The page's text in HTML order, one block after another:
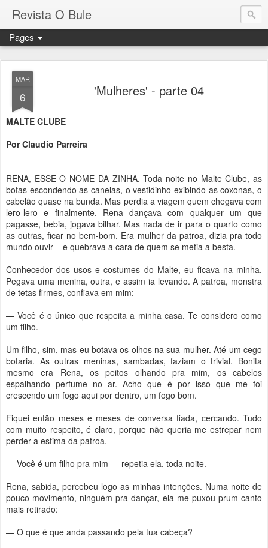
Revista O Bule
Pages
MAR
6 'Mulheres' - parte 04
MALTE CLUBE
Por Claudio Parreira
RENA, ESSE O NOME DA ZINHA. Toda noite no Malte Clube, as
botas escondendo as canelas, o vestidinho exibindo as coxonas, o
cabelão quase na bunda. Mas perdia a viagem quem chegava com
lero-lero e finalmente. Rena dançava com qualquer um que
pagasse, bebia, jogava bilhar. Mas nada de ir para o quarto como
as outras, ficar no bem-bom. Era mulher da patroa, dizia pra todo
mundo ouvir – e quebrava a cara de quem se metia a besta.
Conhecedor dos usos e costumes do Malte, eu ficava na minha.
Pegava uma menina, outra, e assim ia levando. A patroa, monstra
de tetas firmes, confiava em mim:
— Você é o único que respeita a minha casa. Te considero como
um filho.
Um filho, sim, mas eu botava os olhos na sua mulher. Até um cego
botaria. As outras meninas, sambadas, faziam o trivial. Bonita
mesmo era Rena, os peitos olhando pra mim, os cabelos
espalhando perfume no ar. Acho que é por isso que me foi
crescendo um fogo aqui por dentro, um fogo bom.
Fiquei então meses e meses de conversa fiada, cercando. Tudo
com muito respeito, é claro, porque não queria me estrepar nem
perder a estima da patroa.
— Você é um filho pra mim — repetia ela, toda noite.
Rena, sabida, percebeu logo as minhas intenções. Numa noite de
pouco movimento, ninguém pra dançar, ela me puxou prum canto
mais retirado:
— O que é que anda passando pela tua cabeça?